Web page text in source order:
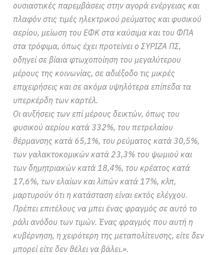
ουσιαστικές παρεμβάσεις στην αγορά ενέργειας και
πλαφόν στις τιμές ηλεκτρικού ρεύματος και φυσικού
αερίου, μείωση του ΕΦΚ στα καύσιμα και του ΦΠΑ
στα τρόφιμα, όπως έχει προτείνει ο ΣΥΡΙΖΑ ΠΣ,
οδηγεί σε βίαια φτωχοποίηση του μεγαλύτερου
μέρους της κοινωνίας, σε αδιέξοδο τις μικρές
επιχειρήσεις και σε ακόμα υψηλότερα επίπεδα τα
υπερκέρδη των καρτέλ.
Οι αυξήσεις των επί μέρους δεικτών, όπως του
φυσικού αερίου κατά 332%, του πετρελαίου
θέρμανσης κατά 65,1%, του ρεύματος κατά 30,5%,
των γαλακτοκομικών κατά 23,3% του ψωμιού και
των δημητριακών κατά 18,4%, του κρέατος κατά
17,6%, των ελαίων και λιπών κατά 17%, κλπ,
μαρτυρούν ότι η κατάσταση είναι εκτός ελέγχου.
Πρέπει επιτέλους να μπει ένας φραγμός σε αυτό το
ράλι ανόδου των τιμών. Ένας φραγμός που αυτή η
κυβέρνηση, η χειρότερη της μεταπολίτευσης, είτε δεν
μπορεί είτε δεν θέλει να βάλει.».